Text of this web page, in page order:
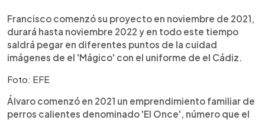
Francisco comenzó su proyecto en noviembre de 2021,
durará hasta noviembre 2022 y en todo este tiempo
saldrá pegar en diferentes puntos de la cuidad
imágenes de el 'Mágico' con el uniforme de el Cádiz.
Foto: EFE
Álvaro comenzó en 2021 un emprendimiento familiar de
perros calientes denominado 'El Once', número que el